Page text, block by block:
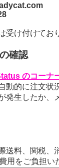
受け付けてお
確認
のコーナ
動的に注文状
発生したか、
送料、関税、
用をご負担い